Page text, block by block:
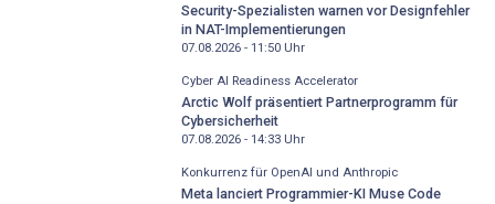
Security-Spezialisten warnen vor Designfehler
in NAT-Implementierungen
07.08.2026 - 11:50Uhr
Cyber AI Readiness Accelerator
Arctic Wolf präsentiert Partnerprogramm für
Cybersicherheit
07.08.2026 - 14:33Uhr
Konkurrenz für OpenAI und Anthropic
Meta lanciert Programmier-KI Muse Code